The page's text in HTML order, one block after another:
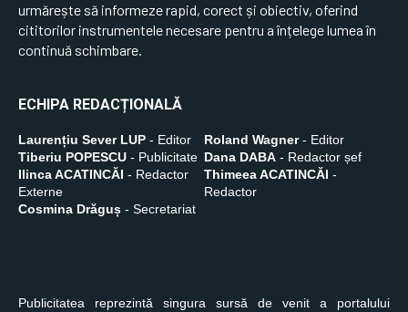
urmărește să informeze rapid, corect și obiectiv, oferind
cititorilor instrumentele necesare pentru a înțelege lumea în
continuă schimbare.
ECHIPA REDACȚIONALĂ
Laurențiu Sever LUP - Editor Roland Wagner- Editor
Tiberiu POPESCU - Publicitate Dana DABA - Redactor șef
Ilinca ACATINCĂI - Redactor
Externe
Thimeea ACATINCĂI -
Redactor
Cosmina Drăguș - Secretariat
Publicitatea reprezintă singura sursă de venit a portalului